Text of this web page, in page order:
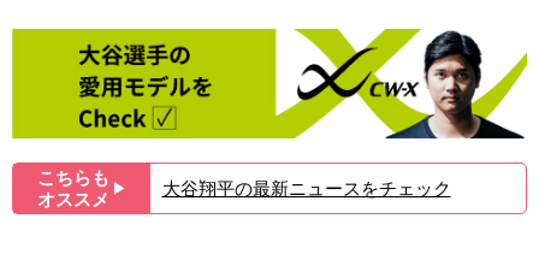
こちらも
オススメ ▶︎ 大谷翔平の最新ニュースをチェック